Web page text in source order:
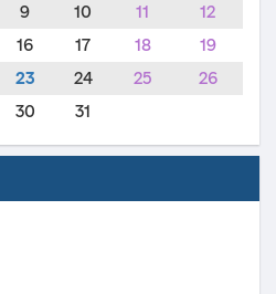
9 10 11
12
16 17 18
19
23 24 25
26
30 31